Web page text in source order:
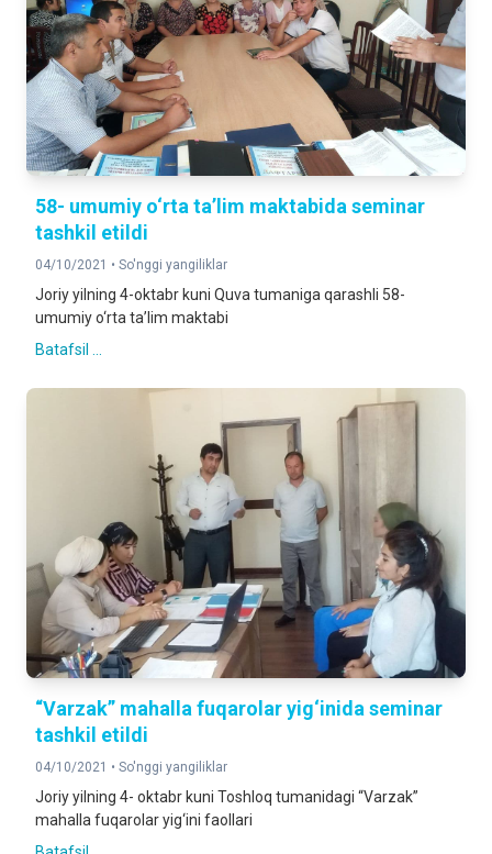
58- umumiy o‘rta ta’lim maktabida seminar
tashkil etildi
04/10/2021 • So'nggi yangiliklar
Joriy yilning 4-oktabr kuni Quva tumaniga qarashli 58-
umumiy o‘rta ta’lim maktabi
Batafsil ...
“Varzak” mahalla fuqarolar yig‘inida seminar
tashkil etildi
04/10/2021 • So'nggi yangiliklar
Joriy yilning 4- oktabr kuni Toshloq tumanidagi “Varzak”
mahalla fuqarolar yig‘ini faollari